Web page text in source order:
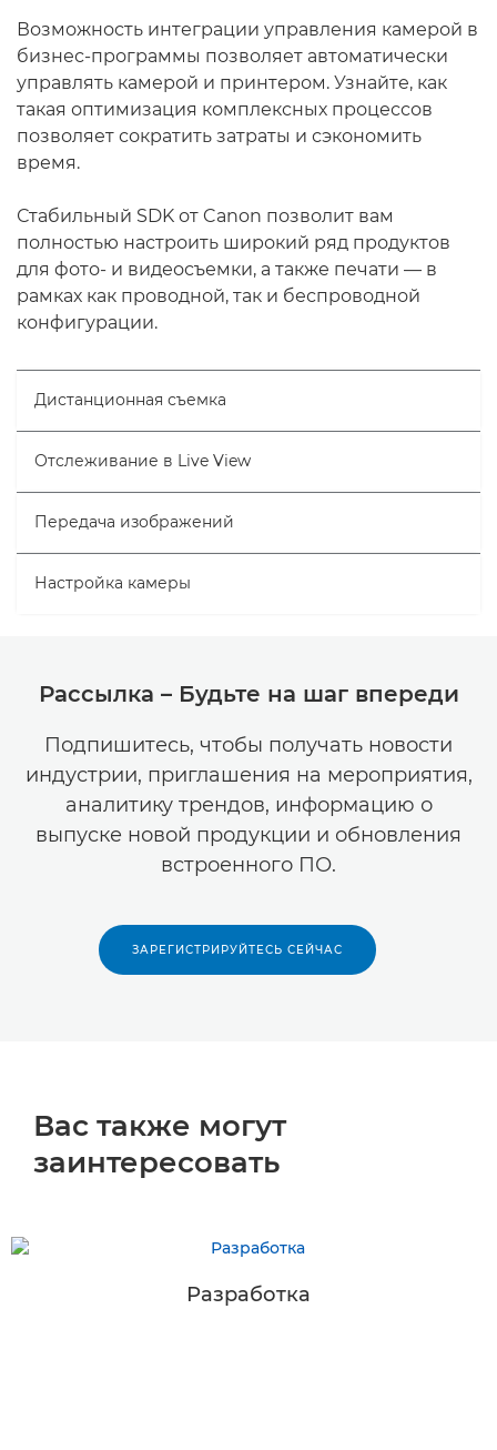
Возможность интеграции управления камерой в
бизнес-программы позволяет автоматически
управлять камерой и принтером. Узнайте, как
такая оптимизация комплексных процессов
позволяет сократить затраты и сэкономить
время.
Стабильный SDK от Canon позволит вам
полностью настроить широкий ряд продуктов
для фото- и видеосъемки, а также печати — в
рамках как проводной, так и беспроводной
конфигурации.
Дистанционная съемка
Отслеживание в Live View
Передача изображений
Настройка камеры
Рассылка – Будьте на шаг впереди
Подпишитесь, чтобы получать новости
индустрии, приглашения на мероприятия,
аналитику трендов, информацию о
выпуске новой продукции и обновления
встроенного ПО.
ЗАРЕГИСТРИРУЙТЕСЬ СЕЙЧАС
Вас также могут
заинтересовать
Разработка